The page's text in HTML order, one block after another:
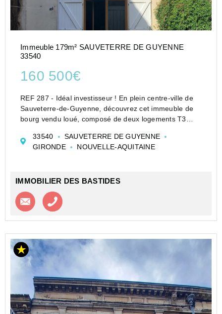
Immeuble 179m² SAUVETERRE DE GUYENNE
33540
160 500€
REF 287 - Idéal investisseur ! En plein centre-ville de
Sauveterre-de-Guyenne, découvrez cet immeuble de
bourg vendu loué, composé de deux logements T3
Les appartements, de 99 m2 et 80 m2, bénéficient
chacun d'une bel...
33540
SAUVETERRE DE GUYENNE
GIRONDE
NOUVELLE-AQUITAINE
IMMOBILIER DES BASTIDES
Contacter l'agence